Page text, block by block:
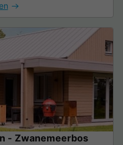
- Zwanemeerbos